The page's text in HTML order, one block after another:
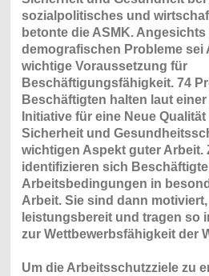
sozialpolitisches und
betonte die ASMK.
demografischen Probleme sei
wichtige Voraussetzung für
Beschäftigungsfähigkeit. 74
Beschäftigten halten laut
Initiative für eine Neue
Sicherheit und
wichtigen Aspekt guter Arbeit.
identifizieren sich
Arbeitsbedingungen in
Arbeit. Sie sind dann
leistungsbereit und tragen so
zur Wettbewerbsfähigkeit der
Um die Arbeitsschutzziele zu